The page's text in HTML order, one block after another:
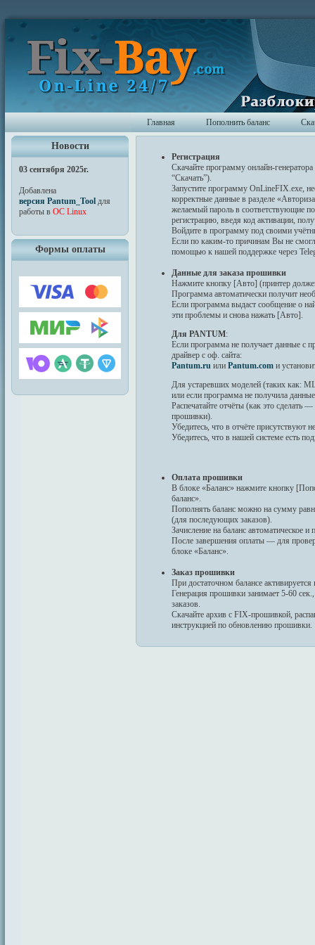
Главная Пополнить баланс
Новости
03 сентября 2025г.
Добавлена
версия Pantum_Tool для
работы в ОС Linux
Формы оплаты
Регистрация
Скачайте программу онлайн-
“Скачать”).
Запустите программу OnLineFIX.exe,
корректные данные в разделе
желаемый пароль в соответствующие
регистрацию, введя код активации,
Войдите в программу под своими
Если по каким-то причинам Вы не
помощью к нашей поддержке через
Данные для заказа прошивки
Нажмите кнопку [Авто] (принтер
Программа автоматически получит
Если программа выдаст сообщение о
эти проблемы и снова нажать [Авто].
Для PANTUM:
Если программа не получает данные c
драйвер с оф. сайта:
Pantum.ru илиPantum.com и
Для устаревших моделей (таких как:
или если программа не получила
Распечатайте отчёты (как это сделать
прошивки).
Убедитесь, что в отчёте присутствуют
Убедитесь, что в нашей системе есть
Оплата прошивки
В блоке «Баланс» нажмите кнопку
баланс».
Пополнять баланс можно на сумму
(для последующих заказов).
Зачисление на баланс автоматическое
После завершения оплаты — для
блоке «Баланс».
Заказ прошивки
При достаточном балансе
Генерация прошивки занимает 5-60
заказов.
Скачайте архив с FIX-прошивкой,
инструкцией по обновлению прошивки.